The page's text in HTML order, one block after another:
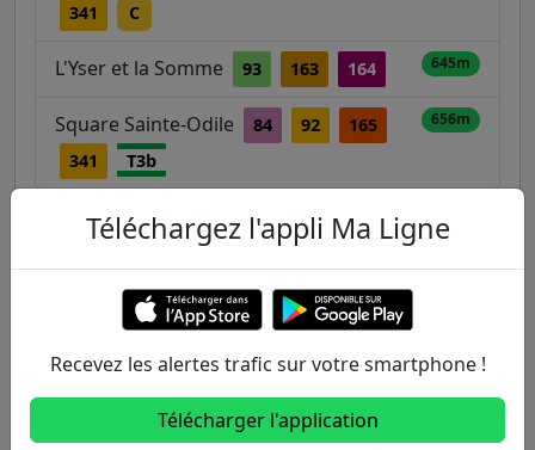
341
C
L'Yser et la Somme 93 163 164 645m
Square Sainte-Odile 84 92
165
341
T3b
656m
Autres lignes
1 2 3 3B 4
Téléchargez l'appli Ma Ligne
Recevez les alertes trafic sur votre smartphone !
Télécharger l'application